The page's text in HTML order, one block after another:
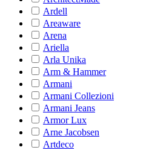
Ardell
Areaware
Arena
Ariella
Arla Unika
Arm & Hammer
Armani
Armani Collezioni
Armani Jeans
Armor Lux
Arne Jacobsen
Artdeco